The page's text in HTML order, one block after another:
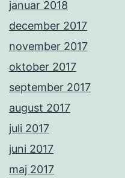
januar 2018
december 2017
november 2017
oktober 2017
september 2017
august 2017
juli 2017
juni 2017
maj 2017